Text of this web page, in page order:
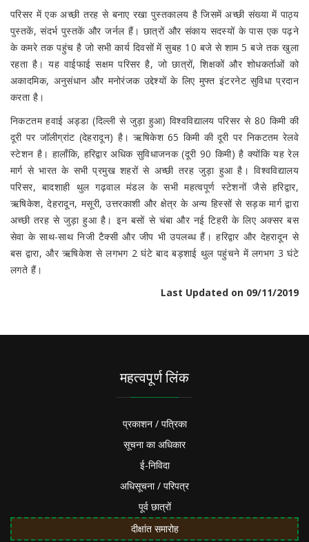
परिसर में एक अच्छी तरह से बनाए रखा पुस्तकालय है जिसमें अच्छी संख्या में पाठ्य
पुस्तकें, संदर्भ पुस्तकें और जर्नल हैं। छात्रों और संकाय सदस्यों के पास एक पढ़ने
के कमरे तक पहुंच है जो सभी कार्य दिवसों में सुबह 10 बजे से शाम 5 बजे तक खुला
रहता है। यह वाईफाई सक्षम परिसर है, जो छात्रों, शिक्षकों और शोधकर्ताओं को
अकादमिक, अनुसंधान और मनोरंजक उद्देश्यों के लिए मुफ्त इंटरनेट सुविधा प्रदान
करता है।
निकटतम हवाई अड्डा (दिल्ली से जुड़ा हुआ) विश्वविद्यालय परिसर से 80 किमी की
दूरी पर जॉलीग्रांट (देहरादून) है। ऋषिकेश 65 किमी की दूरी पर निकटतम रेलवे
स्टेशन है। हालाँकि, हरिद्वार अधिक सुविधाजनक (दूरी 90 किमी) है क्योंकि यह रेल
मार्ग से भारत के सभी प्रमुख शहरों से अच्छी तरह जुड़ा हुआ है। विश्वविद्यालय
परिसर, बादशाही थुल गढ़वाल मंडल के सभी महत्वपूर्ण स्टेशनों जैसे हरिद्वार,
ऋषिकेश, देहरादून, मसूरी, उत्तरकाशी और क्षेत्र के अन्य हिस्सों से सड़क मार्ग द्वारा
अच्छी तरह से जुड़ा हुआ है। इन बसों से चंबा और नई टिहरी के लिए अक्सर बस
सेवा के साथ-साथ निजी टैक्सी और जीप भी उपलब्ध हैं। हरिद्वार और देहरादून से
बस द्वारा, और ऋषिकेश से लगभग 2 घंटे बाद बड़शाई थुल पहुंचने में लगभग 3 घंटे
लगते हैं।
Last Updated on 09/11/2019
महत्वपूर्ण लिंक
प्रकाशन / पत्रिका
सूचना का अधिकार
ई-निविदा
अधिसूचना / परिपत्र
पूर्व छात्रों
दीक्षांत समारोह